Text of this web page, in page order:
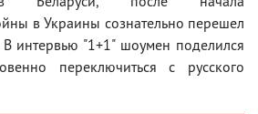
в Украины сознательно перешел
интервью "1+1" шоумен поделился
переключиться с русского